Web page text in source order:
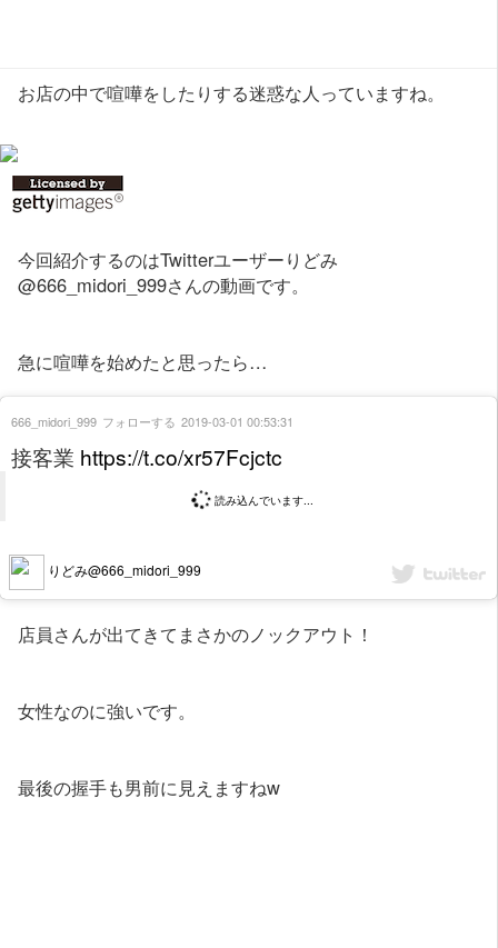
お店の中で喧嘩をしたりする迷惑な人っていますね。
今回紹介するのはTwitterユーザーりどみ
@666_midori_999さんの動画です。
急に喧嘩を始めたと思ったら…
接客業 https://t.co/xr57Fcjctc
読み込んでいます...
りどみ@666_midori_999
666_midori_999 フォローする 2019-03-01 00:53:31
店員さんが出てきてまさかのノックアウト！
女性なのに強いです。
最後の握手も男前に見えますねw